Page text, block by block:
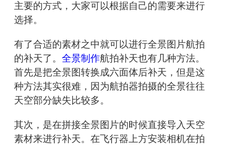
主要的方式，大家可以根据自己的需要来进行
选择。
有了合适的素材之中就可以进行全景图片航拍
的补天了。 全景制作航拍补天也有几种方法。
首先是把全景图转换成六面体后补天，但是这
种方法其实很难，因为航拍器拍摄的全景往往
天空部分缺失比较多。
其次，是在拼接全景图片的时候直接导入天空
素材来进行补天。在飞行器上方安装相机在拍